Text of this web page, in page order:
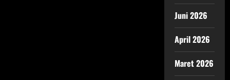
Juni 2026
April 2026
Maret 2026